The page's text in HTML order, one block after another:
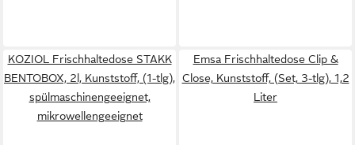
KOZIOL Frischhaltedose STAKK
BENTOBOX, 2l, Kunststoff, (1-tlg),
spülmaschinengeeignet,
mikrowellengeeignet
Emsa Frischhaltedose Clip &
Close, Kunststoff, (Set, 3-tlg), 1,2
Liter